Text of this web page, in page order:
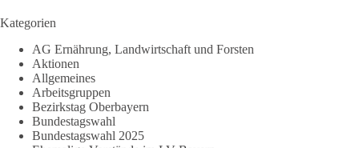
Kategorien
AG Ernährung, Landwirtschaft und Forsten
Aktionen
Allgemeines
Arbeitsgruppen
Bezirkstag Oberbayern
Bundestagswahl
Bundestagswahl 2025